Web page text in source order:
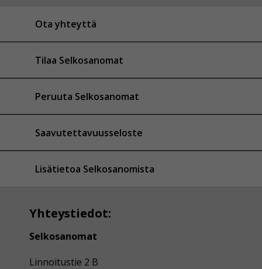
Ota yhteyttä
Tilaa Selkosanomat
Peruuta Selkosanomat
Saavutettavuusseloste
Lisätietoa Selkosanomista
Yhteystiedot:
Selkosanomat
Linnoitustie 2 B